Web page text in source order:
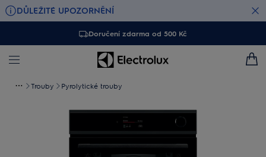
DŮLEŽITÉ UPOZORNĚNÍ
Doručení zdarma od 500 Kč
Trouby Pyrolytické trouby